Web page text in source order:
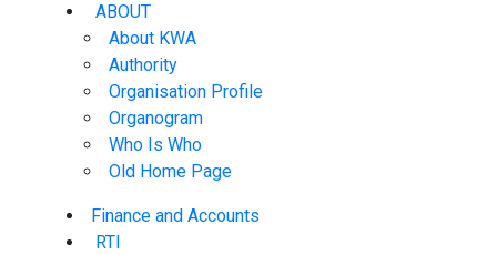
ABOUT
About KWA
Authority
Organisation Profile
Organogram
Who Is Who
Old Home Page
Finance and Accounts
RTI